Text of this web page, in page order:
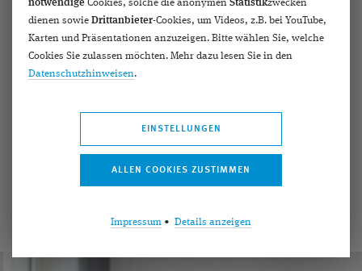
Die altersbedingte Makuladegeneration ist eine
chronische Augenerkrankung, die meist ab dem 55.
Lebensjahr auftritt. Ablagerungsprodukte des
Gefäßwachstum unter der Makula, die für unser
notwendige Cookies, solche die anonymen Statistikzwecken
dienen sowie Drittanbieter-Cookies, um Videos, z.B. bei YouTube,
Karten und Präsentationen anzuzeigen. Bitte wählen Sie, welche
Cookies Sie zulassen möchten. Mehr dazu lesen Sie in den
Datenschutzhinweisen.
EINSTELLUNGEN
Impressum • Details anzeigen